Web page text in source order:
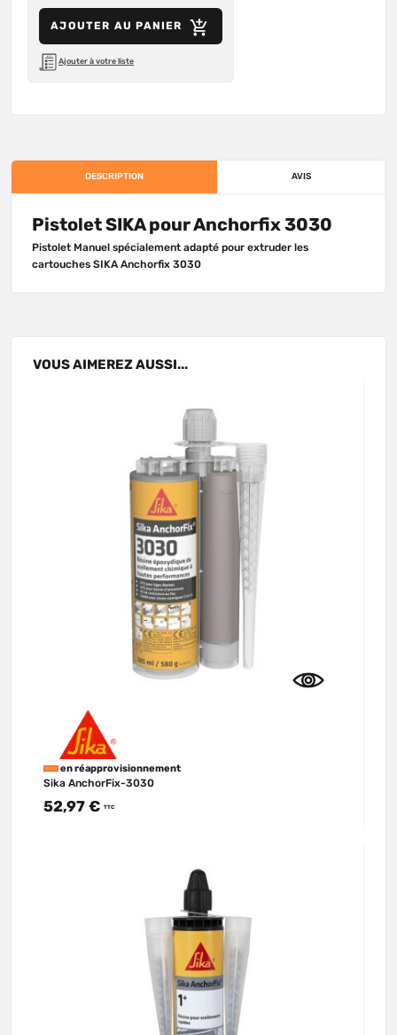
AJOUTER AU PANIER
Ajouter à votre liste
DESCRIPTION AVIS
Pistolet SIKA pour Anchorfix 3030
Pistolet Manuel spécialement adapté pour extruder les
cartouches SIKA Anchorfix 3030
VOUSAIMEREZAUSSI...
en réapprovisionnement
Sika AnchorFix-3030
52,97 € TTC